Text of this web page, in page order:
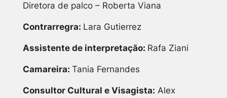
Diretora de palco – Roberta Viana
Contrarregra: Lara Gutierrez
Assistente de interpretação: Rafa Ziani
Camareira: Tania Fernandes
Consultor Cultural e Visagista: Alex